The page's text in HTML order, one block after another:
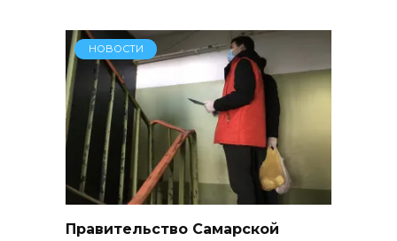
НОВОСТИ
Правительство Самарской